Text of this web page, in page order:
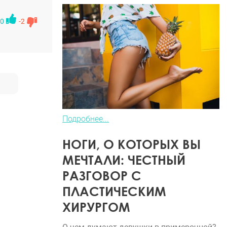
0 -2
Подробнее...
НОГИ, О КОТОРЫХ ВЫ
МЕЧТАЛИ: ЧЕСТНЫЙ
РАЗГОВОР С
ПЛАСТИЧЕСКИМ
ХИРУРГОМ